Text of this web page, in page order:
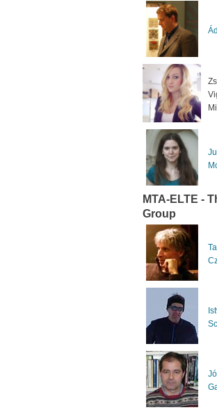
MTA-ELTE -
Group